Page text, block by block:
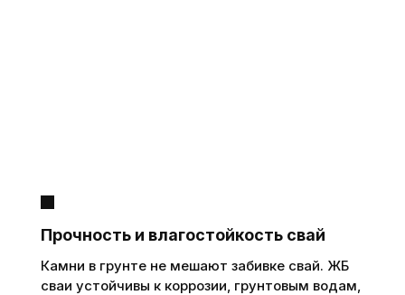
Прочность и влагостойкость свай
Камни в грунте не мешают забивке свай. ЖБ
сваи устойчивы к коррозии, грунтовым водам,